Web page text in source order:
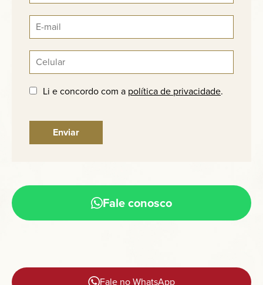
Li e concordo com a política de privacidade.
Fale conosco
Fale no WhatsApp